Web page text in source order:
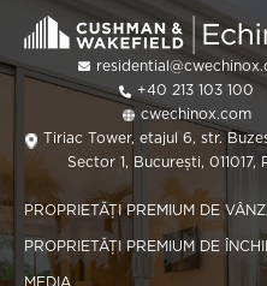
+40 213 103 100
cwechinox.com
Tiriac Tower, etajul 6, str.
Sector 1, București, 011017,
PROPRIETĂȚI PREMIUM DE
PROPRIETĂȚI PREMIUM DE
MEDIA